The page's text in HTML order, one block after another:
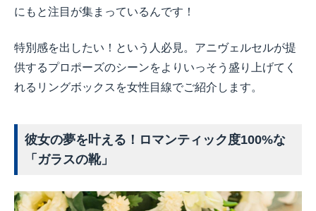
にもと注目が集まっているんです！
特別感を出したい！という人必見。アニヴェルセルが提
供するプロポーズのシーンをよりいっそう盛り上げてく
れるリングボックスを女性目線でご紹介します。
彼女の夢を叶える！ロマンティック度100%な
「ガラスの靴」